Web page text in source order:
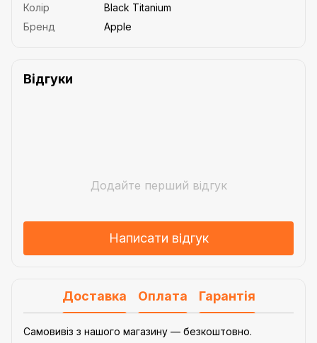
Колір
Black Titanium
Бренд
Apple
Відгуки
Додайте перший відгук
Написати відгук
Доставка Оплата Гарантія
Самовивіз з нашого магазину — безкоштовно.